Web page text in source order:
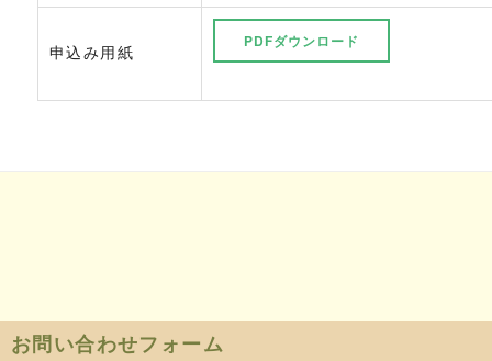
申込み用紙
PDFダウンロード
お問い合わせフォーム